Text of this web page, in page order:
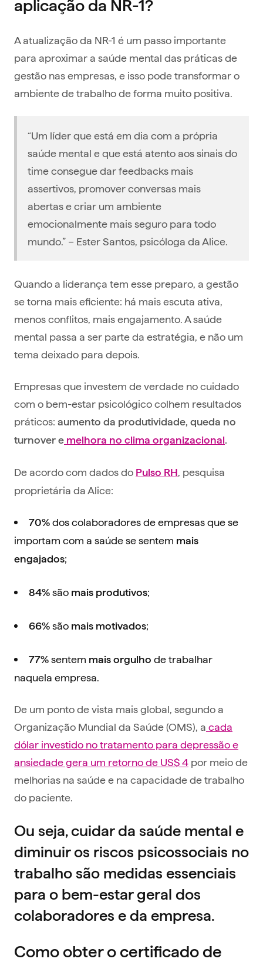
aplicação da NR-1?
A atualização da NR-1 é um passo importante
para aproximar a saúde mental das práticas de
gestão nas empresas, e isso pode transformar o
ambiente de trabalho de forma muito positiva.
“Um líder que está em dia com a própria
saúde mental e que está atento aos sinais do
time consegue dar feedbacks mais
assertivos, promover conversas mais
abertas e criar um ambiente
emocionalmente mais seguro para todo
mundo.” – Ester Santos, psicóloga da Alice.
Quando a liderança tem esse preparo, a gestão
se torna mais eficiente: há mais escuta ativa,
menos conflitos, mais engajamento. A saúde
mental passa a ser parte da estratégia, e não um
tema deixado para depois.
Empresas que investem de verdade no cuidado
com o bem-estar psicológico colhem resultados
práticos: aumento da produtividade, queda no
turnover e melhora no clima organizacional.
De acordo com dados do Pulso RH, pesquisa
proprietária da Alice:
70% dos colaboradores de empresas que se
importam com a saúde se sentem mais
engajados;
84% são mais produtivos;
66% são mais motivados;
77% sentem mais orgulho de trabalhar
naquela empresa.
De um ponto de vista mais global, segundo a
Organização Mundial da Saúde (OMS), a cada
dólar investido no tratamento para depressão e
ansiedade gera um retorno de US$ 4 por meio de
melhorias na saúde e na capacidade de trabalho
do paciente.
Ou seja, cuidar da saúde mental e
diminuir os riscos psicossociais no
trabalho são medidas essenciais
para o bem-estar geral dos
colaboradores e da empresa.
Como obter o certificado de